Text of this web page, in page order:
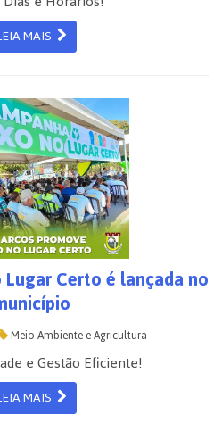
MAIS
Certo é lançada no
Meio Ambiente e Agricultura
e Gestão Eficiente!
MAIS